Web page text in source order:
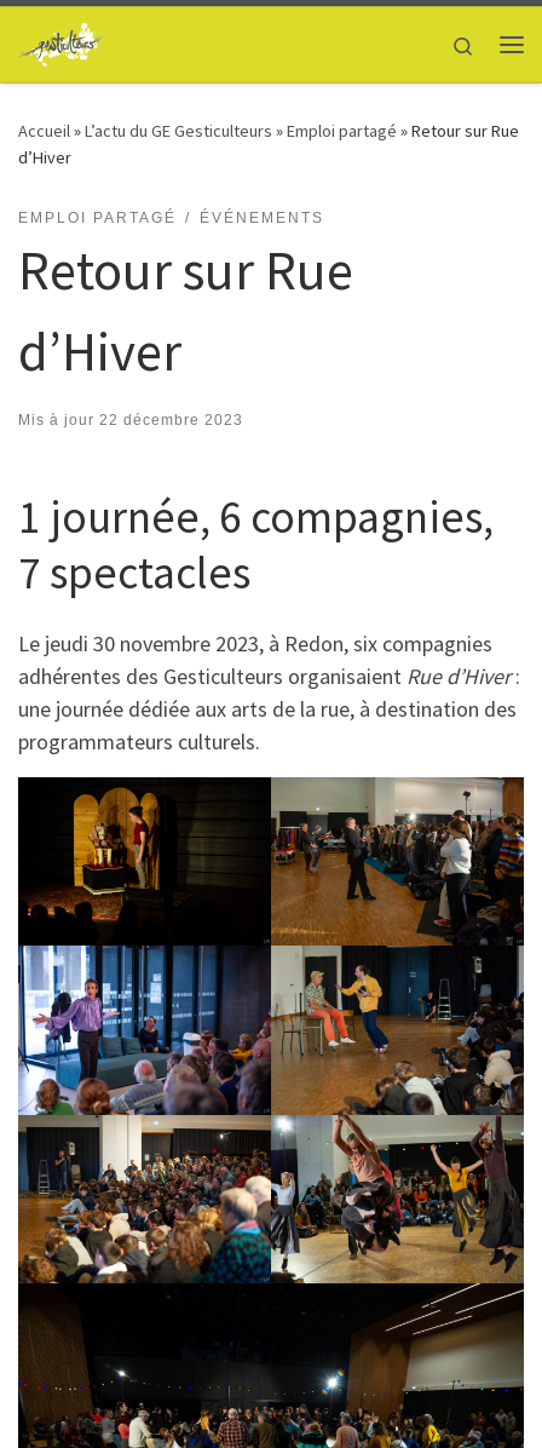
Passer au contenu
Search
Accueil»L’actu du GE Gesticulteurs »Emploi partagé »Retour sur Rue
d’Hiver
EMPLOI PARTAGÉ ÉVÉNEMENTS
Retour sur Rue
d’Hiver
Mis à jour 22 décembre 2023
1 journée, 6 compagnies,
7 spectacles
Le jeudi 30 novembre 2023, à Redon, six compagnies
adhérentes des Gesticulteurs organisaient Rue d’Hiver:
une journée dédiée aux arts de la rue, à destination des
programmateurs culturels.